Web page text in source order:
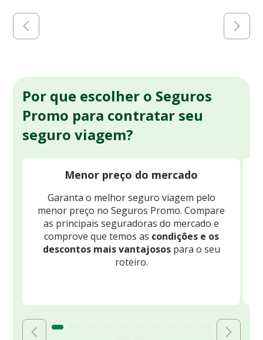
Por que escolher o Seguros
Promo para contratar seu
seguro viagem?
Menor preço do mercado
Garanta o melhor seguro viagem pelo
menor preço no Seguros Promo. Compare
as principais seguradoras do mercado e
comprove que temos as condições e os
descontos mais vantajosospara o seu
roteiro.